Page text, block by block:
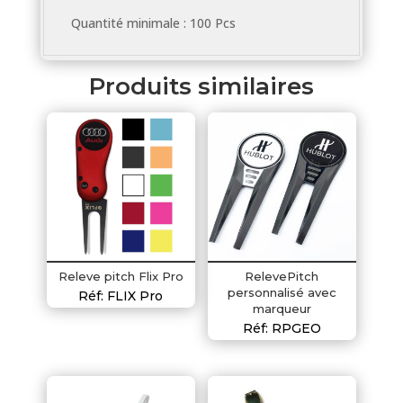
Quantité minimale : 100 Pcs
Produits similaires
Releve pitch Flix Pro
Réf: FLIX Pro
RelevePitch
personnalisé avec
marqueur
Réf: RPGEO